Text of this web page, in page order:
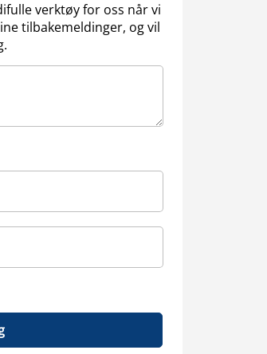
verktøy for oss når vi
tilbakemeldinger, og vil